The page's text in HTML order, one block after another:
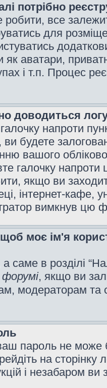
потрібно
все
для
як аватари,
і т.п. Процес
доводиться
напроти
будете
вашого
галочку
якщо ви
інтернет-кафе,
вимкнув цю
моє ім'я
саме в розділі
, якщо ви
модераторам
пароль не може
на сторінку
і незабаром